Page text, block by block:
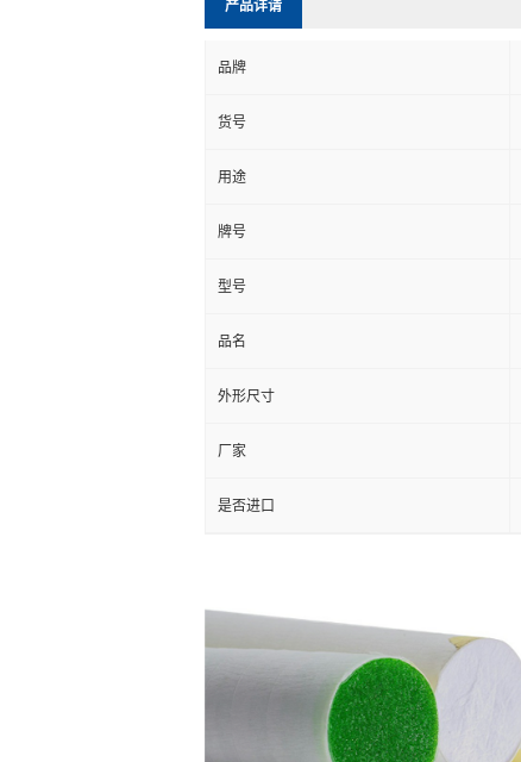
产品详请
品牌
货号
用途
牌号
型号
品名
外形尺寸
厂家
是否进口